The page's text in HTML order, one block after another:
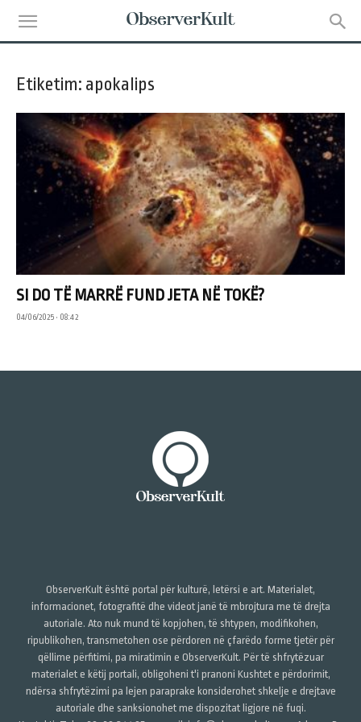
Etiketim: apokalips
SI DO TË MARRË FUND JETA NË TOKË?
04/06/2025 • 08:42
ObserverKult është portal për kulturë, letërsi e art. Materialet,
informacionet, fotografitë dhe videot janë të mbrojtura me të drejta
autoriale. Ato nuk mund të kopjohen, të shtypen, modifikohen,
ripublikohen, transmetohen ose përdoren në çfarëdo forme tjetër për
qëllime përfitimi, pa miratimin e ObserverKult. Për të shfrytëzuar
materialet e këtij portali, obligoheni t'i pranoni Kushtet e përdorimit,
ndërsa shfrytëzimi pa lejen paraprake konsiderohet shkelje e drejtave
autoriale dhe sanksionohet me dispozitat ligjore në fuqi.